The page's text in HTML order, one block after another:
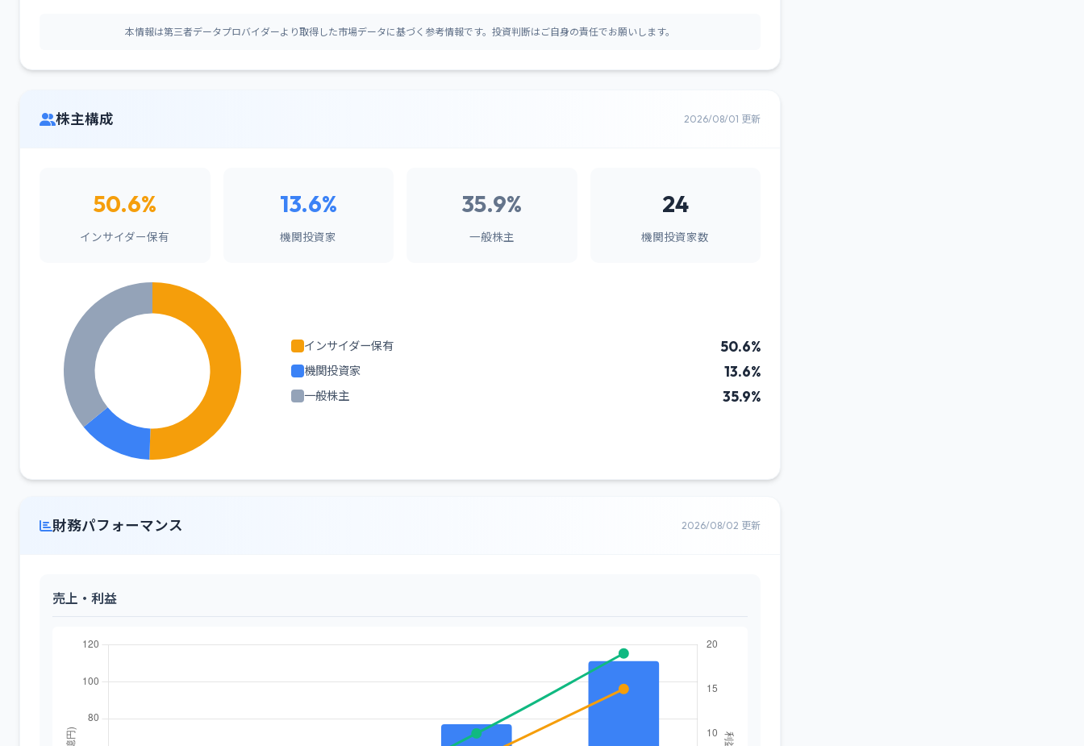
本情報は第三者データプロバイダーより取得した市場データに基づく参考情報です。投資判断はご自身の責任でお願いします。
株主構成 2026/08/01 更新
50.6%
インサイダー保有
13.6%
機関投資家
35.9%
一般株主
24
機関投資家数
インサイダー保有 50.6%
機関投資家 13.6%
一般株主 35.9%
財務パフォーマンス 2026/08/02 更新
売上・利益